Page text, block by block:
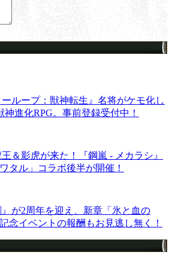
ーループ：獣神転生』名将がケモ化し
進化RPG。事前登録受付中！
＆影虎が来た！『鋼嵐 - メカラシ』
タル」コラボ後半が開催！
』が2周年を迎え、新章「氷と血の
念イベントの報酬もお見逃し無く！